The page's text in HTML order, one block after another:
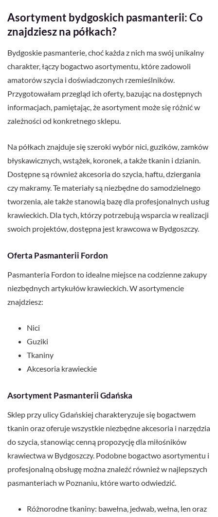
Asortyment bydgoskich pasmanterii: Co
znajdziesz na półkach?
Bydgoskie pasmanterie, choć każda z nich ma swój unikalny
charakter, łączy bogactwo asortymentu, które zadowoli
amatorów szycia i doświadczonych rzemieślników.
Przygotowałam przegląd ich oferty, bazując na dostępnych
informacjach, pamiętając, że asortyment może się różnić w
zależności od konkretnego sklepu.
Na półkach znajduje się szeroki wybór nici, guzików, zamków
błyskawicznych, wstążek, koronek, a także tkanin i dzianin.
Dostępne są również akcesoria do szycia, haftu, dziergania
czy makramy. Te materiały są niezbędne do samodzielnego
tworzenia, ale także stanowią bazę dla profesjonalnych usług
krawieckich. Dla tych, którzy potrzebują wsparcia w realizacji
swoich projektów, dostępna jest krawcowa w Bydgoszczy.
Oferta Pasmanterii Fordon
Pasmanteria Fordon to idealne miejsce na codzienne zakupy
niezbędnych artykułów krawieckich. W asortymencie
znajdziesz:
Nici
Guziki
Tkaniny
Akcesoria krawieckie
Asortyment Pasmanterii Gdańska
Sklep przy ulicy Gdańskiej charakteryzuje się bogactwem
tkanin oraz oferuje wszystkie niezbędne akcesoria i narzędzia
do szycia, stanowiąc cenną propozycję dla miłośników
krawiectwa w Bydgoszczy. Podobne bogactwo asortymentu i
profesjonalną obsługę można znaleźć również w najlepszych
pasmanteriach w Poznaniu, które warto odwiedzić.
Różnorodne tkaniny: bawełna, jedwab, wełna, len oraz